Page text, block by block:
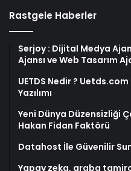
Rastgele Haberler
Serjoy : Dijital Medya
Ajansı ve Web Tasarım
UETDS Nedir ? Uetds.com
Yazılımı
Yeni Dünya Düzensizliği
Hakan Fidan Faktörü
Datahost İle Güvenilir
Yapay zeka, araba